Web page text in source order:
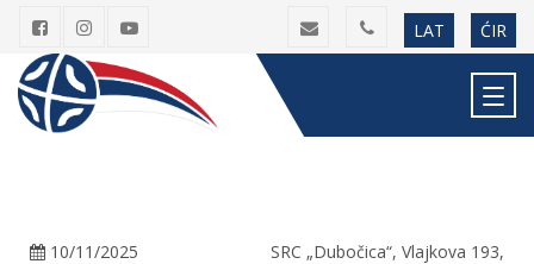
LAT ĆIR
10/11/2025
SRC „Dubočica“, Vlajkova 193,